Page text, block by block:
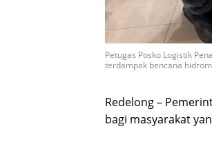
Petugas Posko Logistik
terdampak bencana
Redelong –
bagi masyarakat